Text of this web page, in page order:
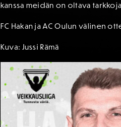
kanssa meidän on oltava
FC Hakan ja AC Oulun välinen
Kuva: Jussi Rämä